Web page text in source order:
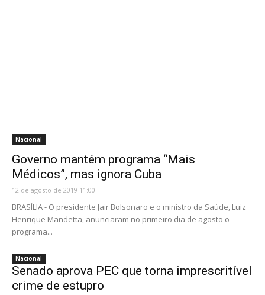
Nacional
Governo mantém programa “Mais
Médicos”, mas ignora Cuba
12 de agosto de 2019 11:00
BRASÍLIA - O presidente Jair Bolsonaro e o ministro da Saúde, Luiz
Henrique Mandetta, anunciaram no primeiro dia de agosto o
programa...
Nacional
Senado aprova PEC que torna imprescritível
crime de estupro